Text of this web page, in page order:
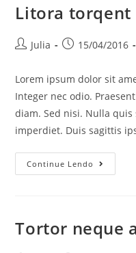
Litora torqent
Julia 15/04/2016
Lorem ipsum dolor sit
Integer nec odio.
diam. Sed nisi. Nulla
imperdiet. Duis sagittis
Continue Lendo
Tortor neque